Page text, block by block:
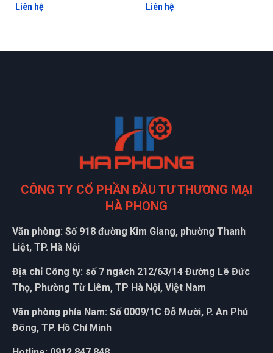
Liên hệ Liên hệ
CÔNG TY CỔ PHẦN ĐẦU TƯ THƯƠNG MẠI
HÀ PHONG
Văn phòng: Số 918 đường Kim Giang, phường Thanh
Liệt, TP. Hà Nội
Địa chỉ Công ty: số 7 ngách 212/63/14 Đường Lê Đức
Thọ, Phường Từ Liêm, TP Hà Nội, Việt Nam
Văn phòng phía Nam: Số 0009/1C Đỗ Mười, P. An Phú
Đông, TP. Hồ Chí Minh